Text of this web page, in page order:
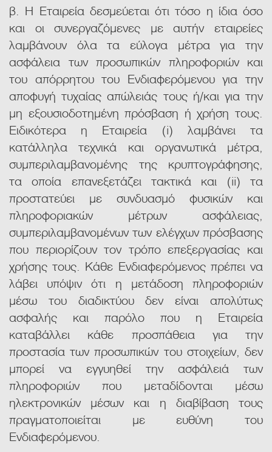
β. Η Εταιρεία δεσμεύεται ότι τόσο η ίδια όσο
και οι συνεργαζόμενες με αυτήν εταιρείες
λαμβάνουν όλα τα εύλογα μέτρα για την
ασφάλεια των προσωπικών πληροφοριών και
του απόρρητου τoυ Ενδιαφερόμενου για την
αποφυγή τυχαίας απώλειάς τους ή/και για την
μη εξουσιοδοτημένη πρόσβαση ή χρήση τους.
Ειδικότερα η Εταιρεία (i) λαμβάνει τα
κατάλληλα τεχνικά και οργανωτικά μέτρα,
συμπεριλαμβανομένης της κρυπτογράφησης,
τα οποία επανεξετάζει τακτικά και (ii) τα
προστατεύει με συνδυασμό φυσικών και
πληροφοριακών μέτρων ασφάλειας,
συμπεριλαμβανομένων των ελέγχων πρόσβασης
που περιορίζουν τον τρόπο επεξεργασίας και
χρήσης τους. Κάθε Ενδιαφερόμενος πρέπει να
λάβει υπόψιν ότι η μετάδοση πληροφοριών
μέσω του διαδικτύου δεν είναι απολύτως
ασφαλής και παρόλο που η Εταιρεία
καταβάλλει κάθε προσπάθεια για την
προστασία των προσωπικών του στοιχείων, δεν
μπορεί να εγγυηθεί την ασφάλειά των
πληροφοριών που μεταδίδονται μέσω
ηλεκτρονικών μέσων και η διαβίβαση τους
πραγματοποιείται με ευθύνη του
Ενδιαφερόμενου.